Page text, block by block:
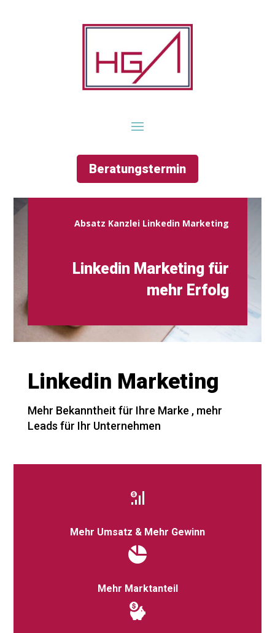
Beratungstermin
Absatz Kanzlei Linkedin Marketing
Linkedin Marketing für
mehr Erfolg
Linkedin Marketing
Mehr Bekanntheit für Ihre Marke , mehr
Leads für Ihr Unternehmen
Mehr Umsatz & Mehr Gewinn
Mehr Marktanteil